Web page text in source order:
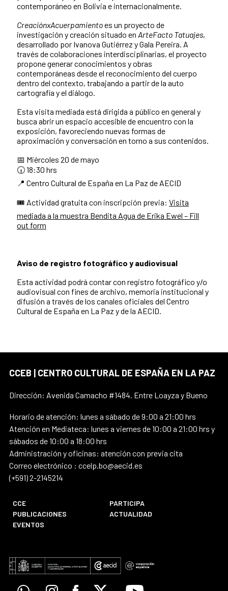
contemporáneo en Bolivia e internacionalmente.
CreaciónxAcuerpamientoes un proyecto de
investigación y creación situado en ArteFacto Tatuajes,
desarrollado por Ivanova Gutiérrez y Gala Pereira. A
través de colaboraciones interdisciplinarias, el proyecto
propone generar conocimientos y obras
contemporáneas desde el reconocimiento del cuerpo
dentro del contexto, trabajando a partir de la auto
cartografía y el diálogo.
Esta visita mediada está dirigida a público en general y
busca abrir un espacio accesible de encuentro con la
exposición, favoreciendo nuevas formas de
aproximación y conversación en torno a sus contenidos.
📅 Miércoles 20 de mayo
🕡 18:30 hrs
📍 Centro Cultural de España en La Paz de AECID
🎟️ Actividad gratuita con inscripción previa: Visita
mediada a la muestra Bendita Agua de Erika Ewel – Fill
out form
Aviso de registro fotográfico y audiovisual
Esta actividad podrá contar con registro fotográfico y/o
audiovisual con fines de archivo, memoria institucional y
difusión a través de los canales oficiales del Centro
Cultural de España en La Paz y de la AECID.
CCEB | CENTRO CULTURAL DE ESPAÑA EN LA PAZ
Dirección: Avenida Camacho #1484. Entre Loayza y Bueno
Horario de atención: lunes a sábado de 9:00 a 21:00 hrs
Atención en Mediateca: lunes a viernes de 10:00 a 21:00 hrs y
sábados de 10:00 a 18:00 hrs
Administración y oficinas: atención con previa cita
Correo electrónico : ccelp.bo@aecid.es
(+591) 2-2145214
CCE
PARTICIPA
PUBLICACIONES
ACTUALIDAD
EVENTOS